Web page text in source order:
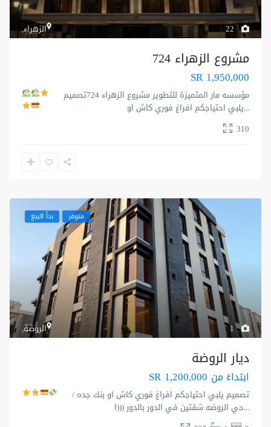
22 الزهراء,
مشروع الزهراء 724
SR 1,950,000
مؤسسه مار المتميزة للتطويرمشروع الزهراء 724
تصميم
يلبي احتياجكم افراغ فوري كاش او
...
310
1 الروضة,
بدأ البيع متوفر
ديار الروضة
ابتداءً من
تصميم يلبي احتياجكم افراغ فوري كاش او بنك جده /
حي الروضه شقتين في الدور بالدور (((ا...